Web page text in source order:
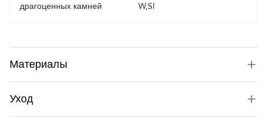
драгоценных камней
W,SI
Материалы
Уход